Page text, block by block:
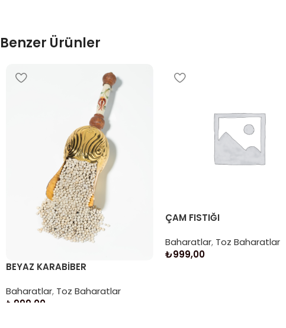
Benzer Ürünler
BEYAZ KARABİBER
Baharatlar, Toz Baharatlar
₺ 999,00
ÇAM FISTIĞI
Baharatlar, Toz Baharatlar
₺999,00